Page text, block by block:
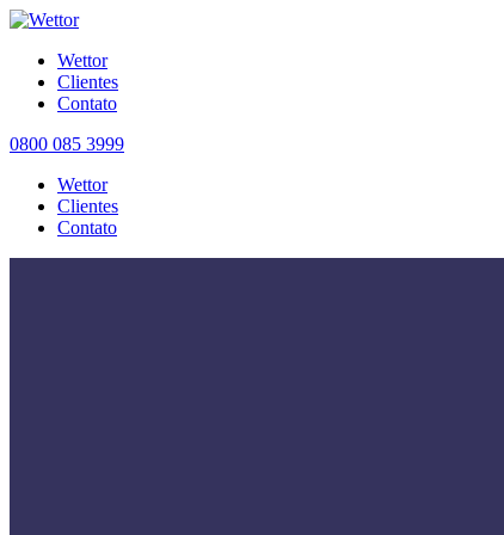
Wettor
Clientes
Contato
0800 085 3999
Wettor
Clientes
Contato